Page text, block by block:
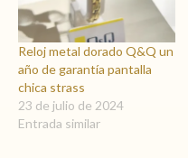
Reloj metal dorado Q&Q un
año de garantía pantalla
chica strass
23 de julio de 2024
Entrada similar